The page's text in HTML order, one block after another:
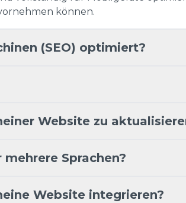
können.
(SEO) optimiert?
Website zu
Sprachen?
Website integrieren?